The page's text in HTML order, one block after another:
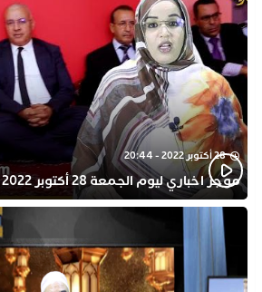
28 أكتوبر 2022 - 20:44
موجز اخباري ليوم الجمعة 28 أكتوبر 2022